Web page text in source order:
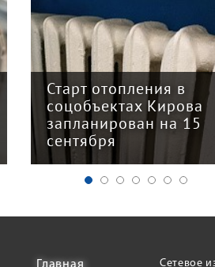
Старт отопления в
соцобъектах Кирова
запланирован на 15
сентября
Сетевое